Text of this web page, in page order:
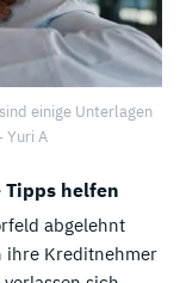
einige Unterlagen
Yuri A
Tipps helfen
abgelehnt
ihre Kreditnehmer